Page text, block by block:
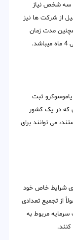
سه شخص نیاز
از شرکت ها نیز
مدت زمان
ثبت
که در یک کشور
می توانند برای
شرایط خاص خود
از تجمیع تعدادی
مربوط به